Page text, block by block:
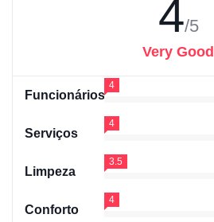
4/5
Very Good
Funcionários
4
Serviços
4
Limpeza
3.5
Conforto
4